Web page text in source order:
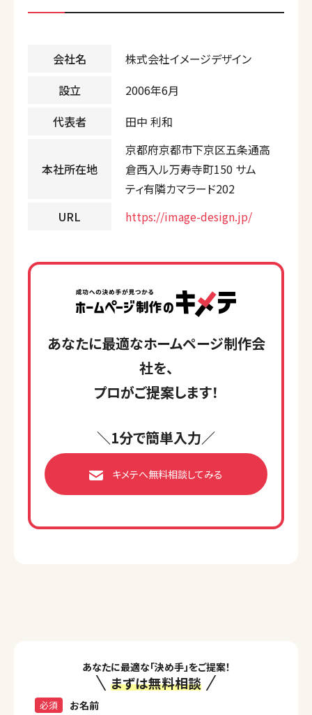
会社名
株式会社イメージデザイン
設立
2006年6月
代表者
田中 利和
本社所在地
京都府京都市下京区五条通高
倉西入ル万寿寺町150 サム
ティ有隣カマラード202
URL
https://image-design.jp/
あなたに最適なホームページ制作会
社を、
プロがご提案します！
＼1分で簡単入力／
キメテへ無料相談してみる
あなたに最適な「決め手」をご提案！
まずは無料相談
お名前
必須